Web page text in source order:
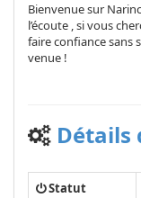
Bienvenue sur
l’écoute , si vous
faire confiance sans
venue !
Détails
Statut